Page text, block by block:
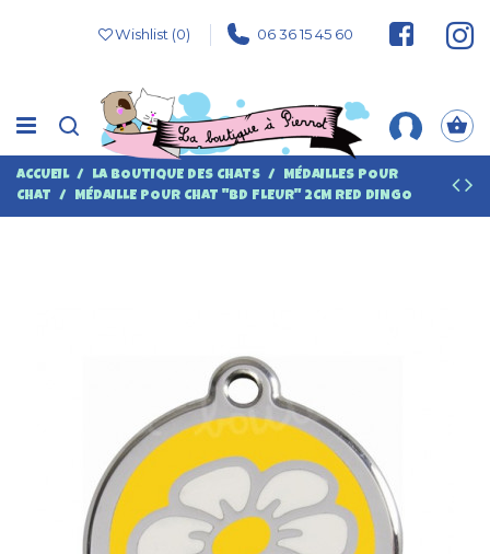
Wishlist (0) 06 36 15 45 60
ACCUEIL LA BOUTIQUE DES CHATS
MÉDAILLES POUR
CHAT
MÉDAILLE POUR CHAT "BD FLEUR" 2CM RED DINGO